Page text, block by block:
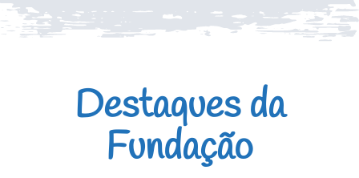
Destaques da
Fundação